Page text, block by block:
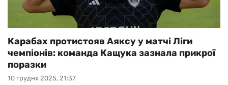
10 грудня 2025, 21:37
Карабах протистояв Аяксу у матчі Ліги
чемпіонів: команда Кащука зазнала прикрої
поразки